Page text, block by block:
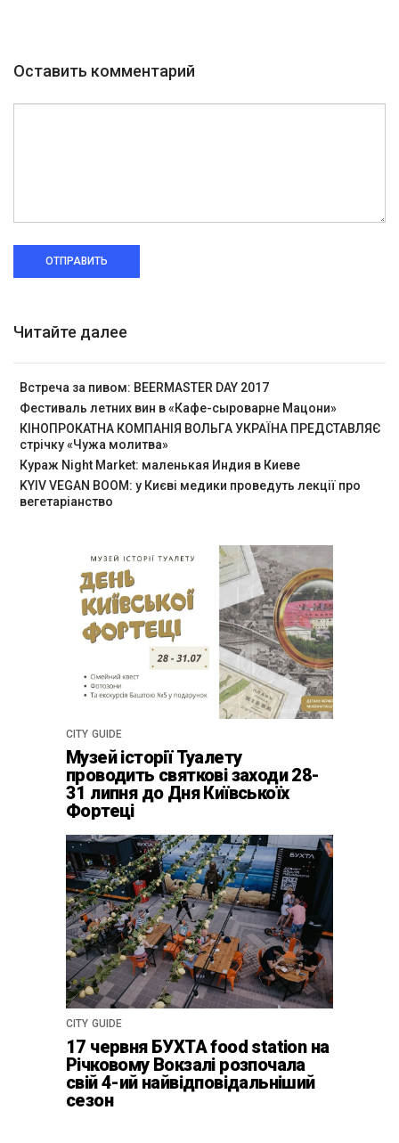
Оставить комментарий
ОТПРАВИТЬ
Читайте далее
Встреча за пивом: BEERMASTER DAY 2017
Фестиваль летних вин в «Кафе-сыроварне Мацони»
КІНОПРОКАТНА КОМПАНІЯ ВОЛЬГА УКРАЇНА ПРЕДСТАВЛЯЄ
стрічку «Чужа молитва»
Кураж Night Market: маленькая Индия в Киеве
KYIV VEGAN BOOM: у Києві медики проведуть лекції про
вегетаріанство
CITY GUIDE
Музей історії Туалету
проводить святкові заходи 28-
31 липня до Дня Київськоїх
Фортеці
CITY GUIDE
17 червня БУХТА food station на
Річковому Вокзалі розпочала
свій 4-ий найвідповідальніший
сезон